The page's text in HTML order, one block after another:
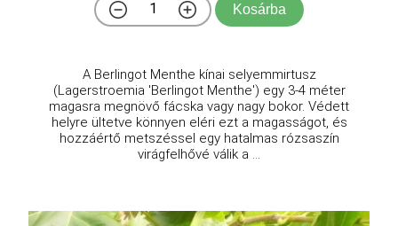
Kosárba
A Berlingot Menthe kínai selyemmirtusz
(Lagerstroemia 'Berlingot Menthe') egy 3-4 méter
magasra megnövő fácska vagy nagy bokor. Védett
helyre ültetve könnyen eléri ezt a magasságot, és
hozzáértő metszéssel egy hatalmas rózsaszín
virágfelhővé válik a ...